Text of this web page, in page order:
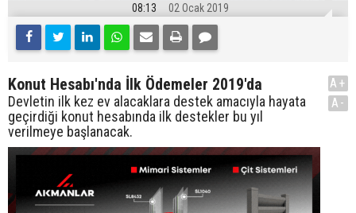
08:13 02 Ocak 2019
Konut Hesabı'nda İlk Ödemeler 2019'da
Devletin ilk kez ev alacaklara destek amacıyla hayata
geçirdiği konut hesabında ilk destekler bu yıl
verilmeye başlanacak.
A+
A-